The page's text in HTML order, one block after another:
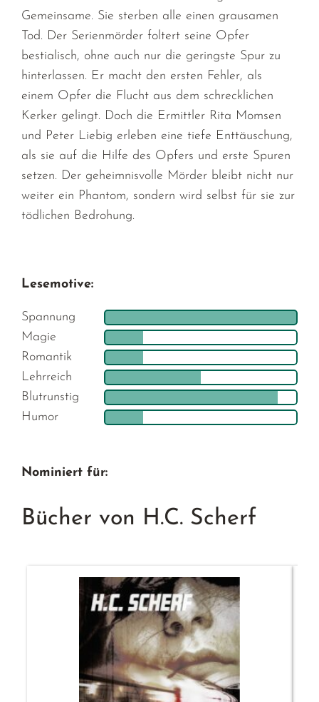
Gemeinsame. Sie sterben alle einen grausamen
Tod. Der Serienmörder foltert seine Opfer
bestialisch, ohne auch nur die geringste Spur zu
hinterlassen. Er macht den ersten Fehler, als
einem Opfer die Flucht aus dem schrecklichen
Kerker gelingt. Doch die Ermittler Rita Momsen
und Peter Liebig erleben eine tiefe Enttäuschung,
als sie auf die Hilfe des Opfers und erste Spuren
setzen. Der geheimnisvolle Mörder bleibt nicht nur
weiter ein Phantom, sondern wird selbst für sie zur
tödlichen Bedrohung.
Lesemotive:
Spannung
Magie
Romantik
Lehrreich
Blutrunstig
Humor
Nominiert für:
Bücher von H.C. Scherf